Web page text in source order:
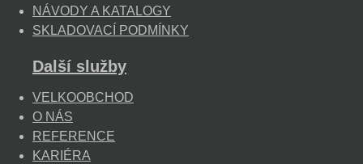
NÁVODY A KATALOGY
SKLADOVACÍ PODMÍNKY
Další služby
VELKOOBCHOD
O NÁS
REFERENCE
KARIÉRA